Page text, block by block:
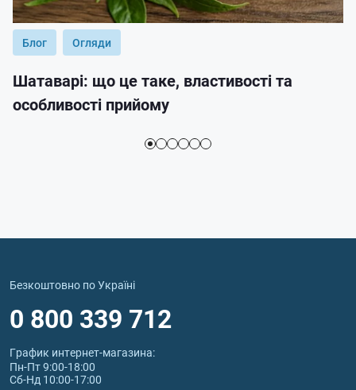
Блог Огляди
Шатаварі: що це таке, властивості та
особливості прийому
Безкоштовно по Україні
0 800 339 712
График интернет‑магазина:
Пн-Пт 9:00-18:00
Сб-Нд 10:00-17:00